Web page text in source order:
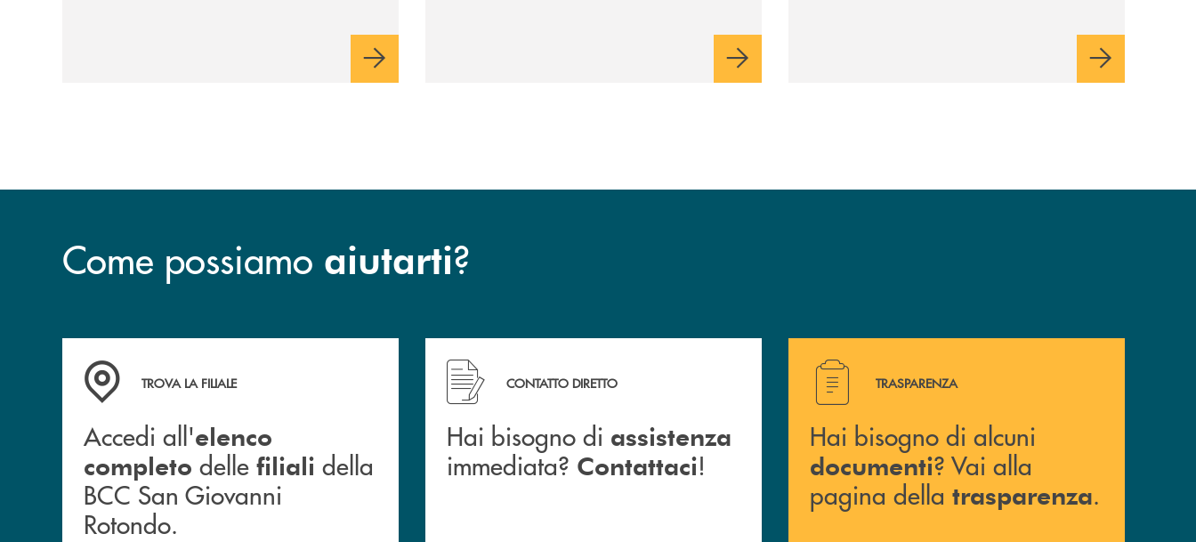
Come possiamo aiutarti?
Accedi all' elenco completo delle filiali della BCC San Giovanni Rotondo.
TROVA LA FILIALE
Accedi all'elenco
completo delle filiali della
BCC San Giovanni
Rotondo.
Hai bisogno di assistenza immediata? Contattaci !
CONTATTO DIRETTO
Hai bisogno di assistenza
immediata? Contattaci!
Hai bisogno di alcuni documenti ? Vai alla pagina della
TRASPARENZA
Hai bisogno di alcuni
documenti? Vai alla
pagina della trasparenza.